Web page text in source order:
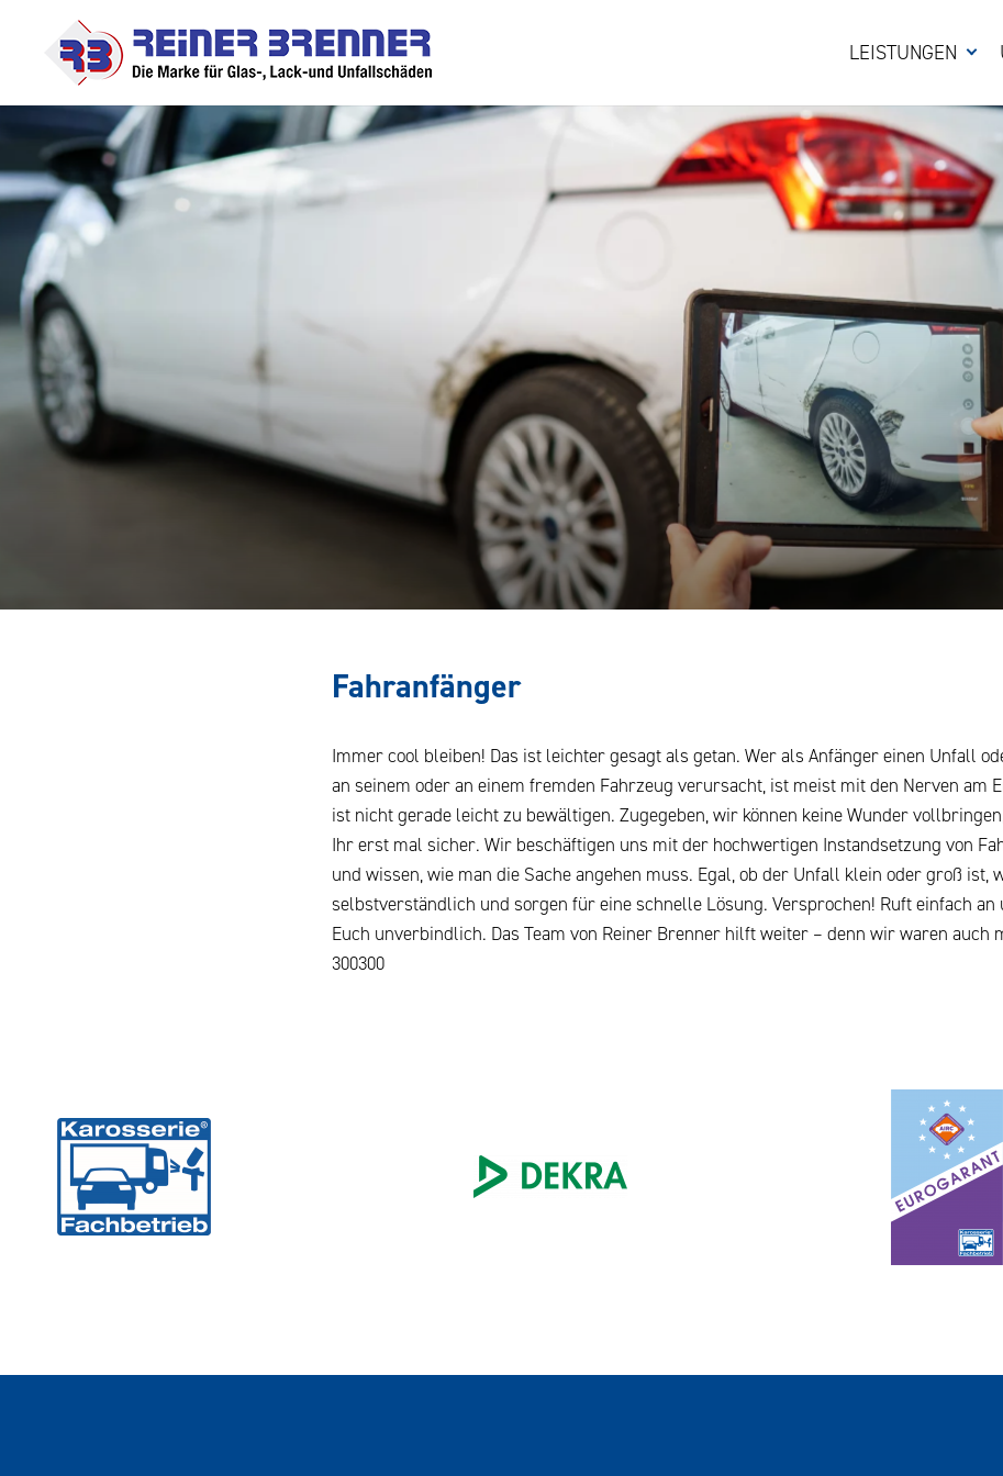
LEISTUNGEN
Fahranfänger
Immer cool bleiben! Das ist leichter gesagt als getan. Wer als Anfänger einen Unfall
an seinem oder an einem fremden Fahrzeug verursacht, ist meist mit den Nerven am
ist nicht gerade leicht zu bewältigen. Zugegeben, wir können keine Wunder
Ihr erst mal sicher. Wir beschäftigen uns mit der hochwertigen Instandsetzung von
und wissen, wie man die Sache angehen muss. Egal, ob der Unfall klein oder groß ist,
selbstverständlich und sorgen für eine schnelle Lösung. Versprochen! Ruft einfach
Euch unverbindlich. Das Team von Reiner Brenner hilft weiter – denn wir waren auch
300300